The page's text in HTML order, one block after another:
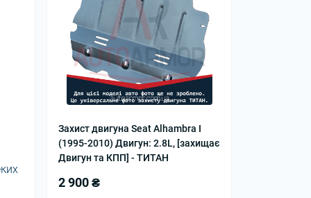
Захист двигуна Seat Alhambra I
(1995-2010) Двигун: 2.8L, [захищає
Двигун та КПП] - ТИТАН
2 900 ₴